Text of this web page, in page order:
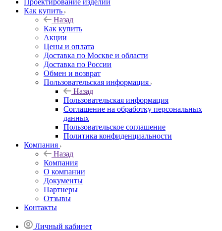
Проектирование изделий
Как купить
Назад
Как купить
Акции
Цены и оплата
Доставка по Москве и области
Доставка по России
Обмен и возврат
Пользовательская информация
Назад
Пользовательская информация
Соглашение на обработку персональных
данных
Пользовательское соглашение
Политика конфиденциальности
Компания
Назад
Компания
О компании
Документы
Партнеры
Отзывы
Контакты
Личный кабинет